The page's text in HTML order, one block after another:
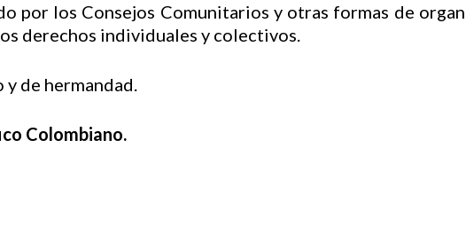
por los Consejos Comunitarios y otras formas de
derechos individuales y colectivos.
de hermandad.
Colombiano.